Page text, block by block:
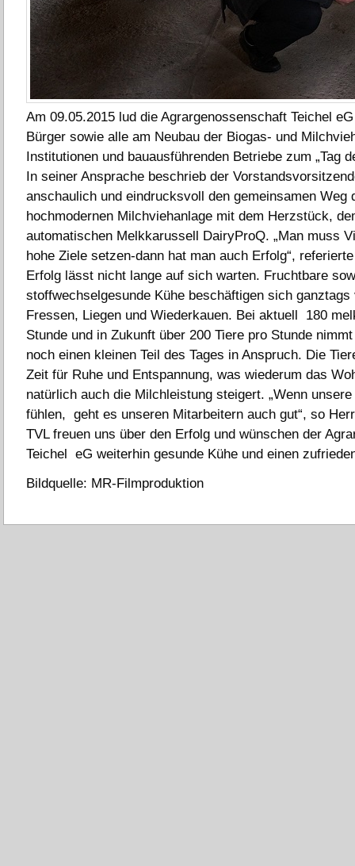
Am 09.05.2015 lud die Agrargenossenschaft Teichel
Bürger sowie alle am Neubau der Biogas- und
Institutionen und bauausführenden Betriebe zum „Tag
In seiner Ansprache beschrieb der
anschaulich und eindrucksvoll den gemeinsamen Weg
hochmodernen Milchviehanlage mit dem Herzstück,
automatischen Melkkarussell DairyProQ. „Man muss
hohe Ziele setzen-dann hat man auch Erfolg“,
Erfolg lässt nicht lange auf sich warten. Fruchtbare
stoffwechselgesunde Kühe beschäftigen sich
Fressen, Liegen und Wiederkauen. Bei aktuell 180
Stunde und in Zukunft über 200 Tiere pro Stunde
noch einen kleinen Teil des Tages in Anspruch. Die
Zeit für Ruhe und Entspannung, was wiederum das
natürlich auch die Milchleistung steigert. „Wenn
fühlen, geht es unseren Mitarbeitern auch gut“, so
TVL freuen uns über den Erfolg und wünschen der
Teichel eG weiterhin gesunde Kühe und einen
Bildquelle: MR-Filmproduktion